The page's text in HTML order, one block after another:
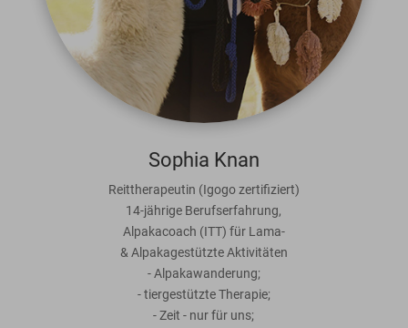
Sophia Knan
Reittherapeutin (Igogo zertifiziert)
14-jährige Berufserfahrung,
Alpakacoach (ITT) für Lama-
& Alpakagestützte Aktivitäten
- Alpakawanderung;
- tiergestützte Therapie;
- Zeit - nur für uns;